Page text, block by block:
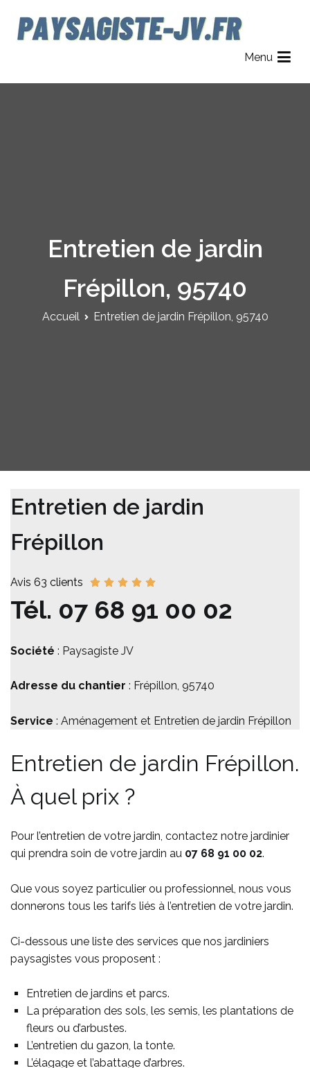
contenu
Menu
Entretien de jardin
Frépillon, 95740
Accueil Entretien de jardin Frépillon, 95740
Entretien de jardin
Frépillon
Avis 63 clients
Tél. 07 68 91 00 02
Société : Paysagiste JV
Adresse du chantier : Frépillon, 95740
Service : Aménagement et Entretien de jardin Frépillon
Entretien de jardin Frépillon.
À quel prix ?
Pour l’entretien de votre jardin, contactez notre jardinier
qui prendra soin de votre jardin au 07 68 91 00 02.
Que vous soyez particulier ou professionnel, nous vous
donnerons tous les tarifs liés à l’entretien de votre jardin.
Ci-dessous une liste des services que nos jardiniers
paysagistes vous proposent :
Entretien de jardins et parcs.
La préparation des sols, les semis, les plantations de
fleurs ou d’arbustes.
L’entretien du gazon, la tonte.
L’élagage et l’abattage d’arbres.